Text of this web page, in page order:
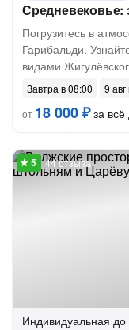
Средневековье:
Погрузитесь в
Гарибальди.
видами
Завтра в 08:00
9
от 18 000 ₽за всё
44 отзыва
Индивидуальная до